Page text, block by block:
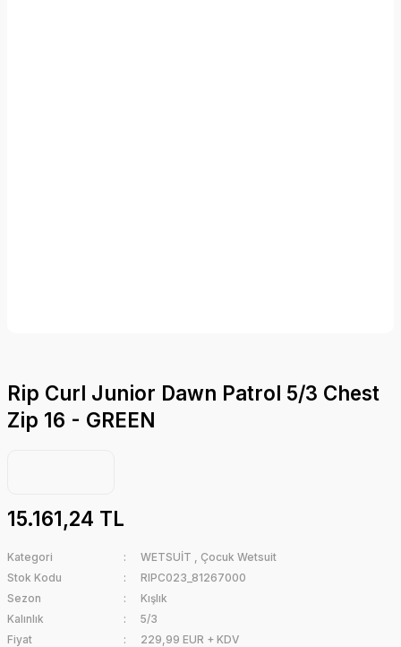
Rip Curl Junior Dawn Patrol 5/3 Chest
Zip 16 - GREEN
15.161,24 TL
Kategori WETSUİT , Çocuk Wetsuit
Stok Kodu
RIPC023_81267000
Sezon
Kışlık
Kalınlık
5/3
Fiyat
229,99 EUR + KDV